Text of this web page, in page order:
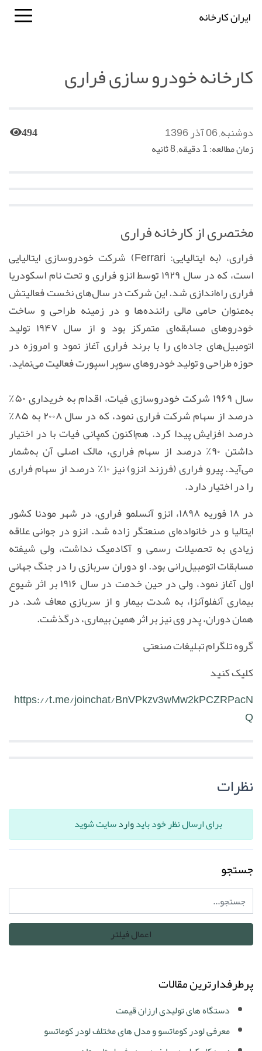
ایران کارخانه
کارخانه خودرو سازی فراری
دوشنبه, 06 آذر 1396 494
زمان مطالعه: 1 دقیقه, 8 ثانیه
مختصری از کارخانه فراری
فراری، (به ایتالیایی: Ferrari) شرکت خودروسازی ایتالیایی
است، که در سال ۱۹۲۹ توسط انزو فراری و تحت نام اسکودریا
فراری راه‌اندازی شد. این شرکت در سال‌های نخست فعالیتش
به‌عنوان حامی مالی راننده‌ها و در زمینه طراحی و ساخت
خودروهای مسابقه‌ای متمرکز بود و از سال ۱۹۴۷ تولید
اتومبیل‌های جاده‌ای را با برند فراری آغاز نمود و امروزه در
حوزه طراحی و تولید خودروهای سوپر اسپورت فعالیت می‌نماید.
سال ۱۹۶۹ شرکت خودروسازی فیات، اقدام به خریداری ۵۰٪
درصد از سهام شرکت فراری نمود، که در سال ۲۰۰۸ به ۸۵٪
درصد افزایش پیدا کرد. هم‌اکنون کمپانی فیات با در اختیار
داشتن ۹۰٪ درصد از سهام فراری، مالک اصلی آن به‌شمار
می‌آید. پیرو فراری (فرزند انزو) نیز ۱۰٪ درصد از سهام فراری
را در اختیار دارد.
در ۱۸ فوریه ۱۸۹۸، انزو آنسلمو فراری، در شهر مودنا کشور
ایتالیا و در خانواده‌ای صنعتگر زاده شد. انزو در جوانی علاقه
زیادی به تحصیلات رسمی و آکادمیک نداشت، ولی شیفته
مسابقات اتومبیل‌رانی بود. او دوران سربازی را در جنگ جهانی
اول آغاز نمود، ولی در حین خدمت در سال ۱۹۱۶ بر اثر شیوع
بیماری آنفلوآنزا، به شدت بیمار و از سربازی معاف شد. در
همان دوران، پدر وی نیز بر اثر همین بیماری، درگذشت.
گروه تلگرام تبلیغات صنعتی
کلیک کنید
https://t.me/joinchat/BnVPkzv3wMw2kPCZRPacN
Q
نظرات
برای ارسال نظر خود بایدواردسایت شوید
جستجو
پرطرفدارترین مقالات
دستگاه های تولیدی ارزان قیمت
معرفی لودر کوماتسو و مدل های مختلف لودر کوماتسو